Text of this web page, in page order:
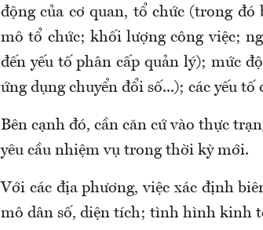
động của cơ quan, tổ chức (trong
mô tổ chức; khối lượng công việc;
đến yếu tố phân cấp quản lý); mức
ứng dụng chuyển đổi số...); các yếu
Bên cạnh đó, cần căn cứ vào thực
yêu cầu nhiệm vụ trong thời kỳ mới.
Với các địa phương, việc xác định
mô dân số, diện tích; tình hình kinh